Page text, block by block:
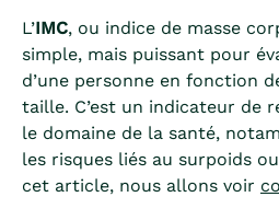
L’IMC, ou indice de masse
simple, mais puissant pour
d’une personne en fonction
taille. C’est un indicateur de
le domaine de la santé,
les risques liés au surpoids
cet article, nous allons voir